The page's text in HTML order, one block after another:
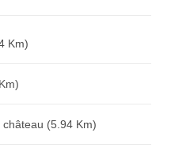
Km)
(5.94 Km)